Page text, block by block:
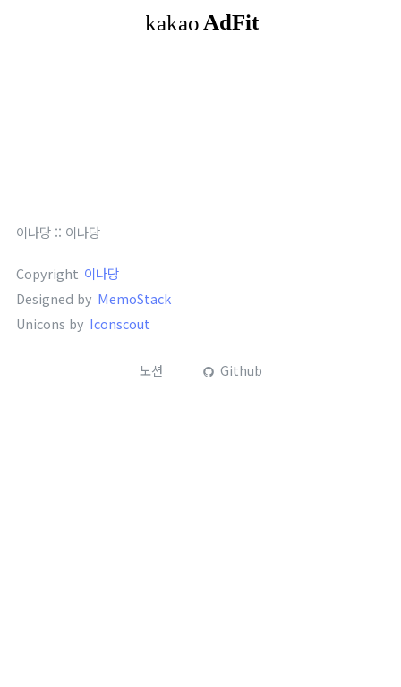
이나당 :: 이나당
Copyright 이나당
Designed by MemoStack
Unicons by Iconscout
노션 Github